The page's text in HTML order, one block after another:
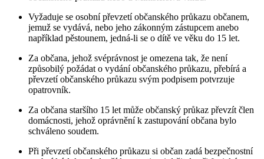
Vyžaduje se osobní převzetí občanského průkazu občanem,
jemuž se vydává, nebo jeho zákonným zástupcem anebo
například pěstounem, jedná-li se o dítě ve věku do 15 let.
Za občana, jehož svéprávnost je omezena tak, že není
způsobilý požádat o vydání občanského průkazu, přebírá a
převzetí občanského průkazu svým podpisem potvrzuje
opatrovník.
Za občana staršího 15 let může občanský průkaz převzít člen
domácnosti, jehož oprávnění k zastupování občana bylo
schváleno soudem.
Při převzetí občanského průkazu si občan zadá bezpečnostní